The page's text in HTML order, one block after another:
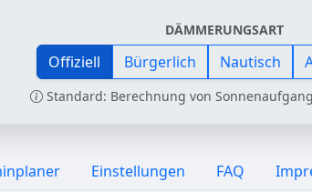
DÄMMERUNGSART
Offiziell Bürgerlich Nautisch
Standard: Berechnung von
Einstellungen FAQ